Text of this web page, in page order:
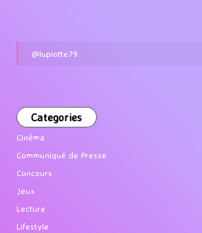
@lupiotte79
Categories
Cinéma
Communiqué de Presse
Concours
Jeux
Lecture
Lifestyle